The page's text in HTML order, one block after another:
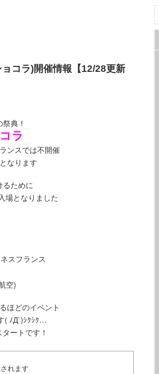
コラ)開催情報【12/28更新
典！
ラ
ンスでは不開催
なります
ために
場となりました
スフランス
空)
ほどのイベント
( ﾉД`)ｼｸｼｸ…
ートです！
れます